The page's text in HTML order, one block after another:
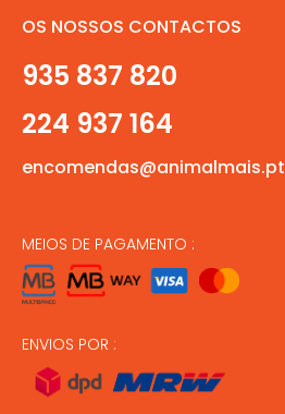
OS NOSSOS CONTACTOS
935 837 820
224 937 164
encomendas@animalmais.pt
MEIOS DE PAGAMENTO :
ENVIOS POR :